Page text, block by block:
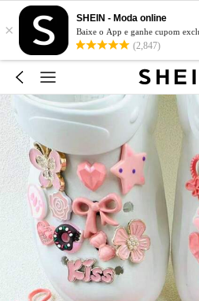
×
SHEIN - Moda online
Baixe o App e ganhe cupom
(2,847)